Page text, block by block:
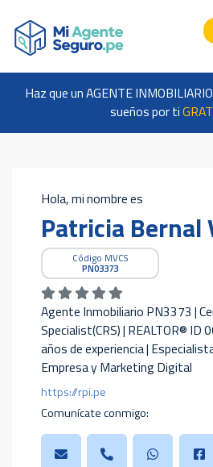
Haz que un AGENTE
sueños por ti
Hola, mi nombre es
Patricia Bernal
Código MVCS
PN03373
Agente Inmobiliario PN3373 |
Specialist(CRS) | REALTOR® ID
años de experiencia |
Empresa y Marketing Digital
https://rpi.pe
Comunícate conmigo: